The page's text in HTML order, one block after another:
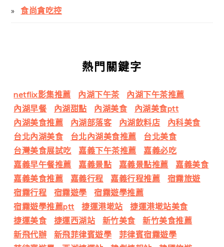
食尚貪吃控
熱門關鍵字
netflix影集推薦 內湖下午茶
內湖下午茶推薦
內湖早餐
內湖甜點 內湖美食
內湖美食ptt
內湖美食推薦
內湖部落客 內湖飲料店
內科美食
台北內湖美食
台北內湖美食推薦
台北美食
台灣美食展試吃
嘉義下午茶推薦
嘉義必吃
嘉義早午餐推薦
嘉義景點 嘉義景點推薦
嘉義美食
嘉義美食推薦
嘉義行程 嘉義行程推薦
宿霧旅遊
宿霧行程
宿霧遊學
宿霧遊學推薦
宿霧遊學推薦ptt
捷運港墘站
捷運港墘站美食
捷運美食
捷運西湖站 新竹美食
新竹美食推薦
新飛代辦
新飛菲律賓遊學
菲律賓宿霧遊學